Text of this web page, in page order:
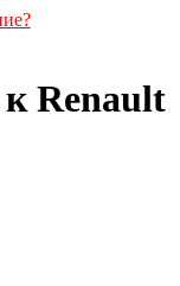
Renault